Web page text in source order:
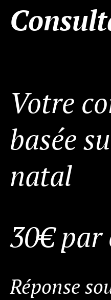
Votre
basée
natal
30€
Réponse